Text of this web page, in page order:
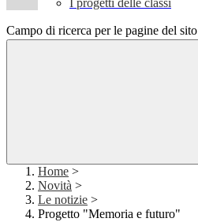
I progetti delle classi
Campo di ricerca per le pagine del sito
Home >
Novità >
Le notizie >
Progetto "Memoria e futuro"